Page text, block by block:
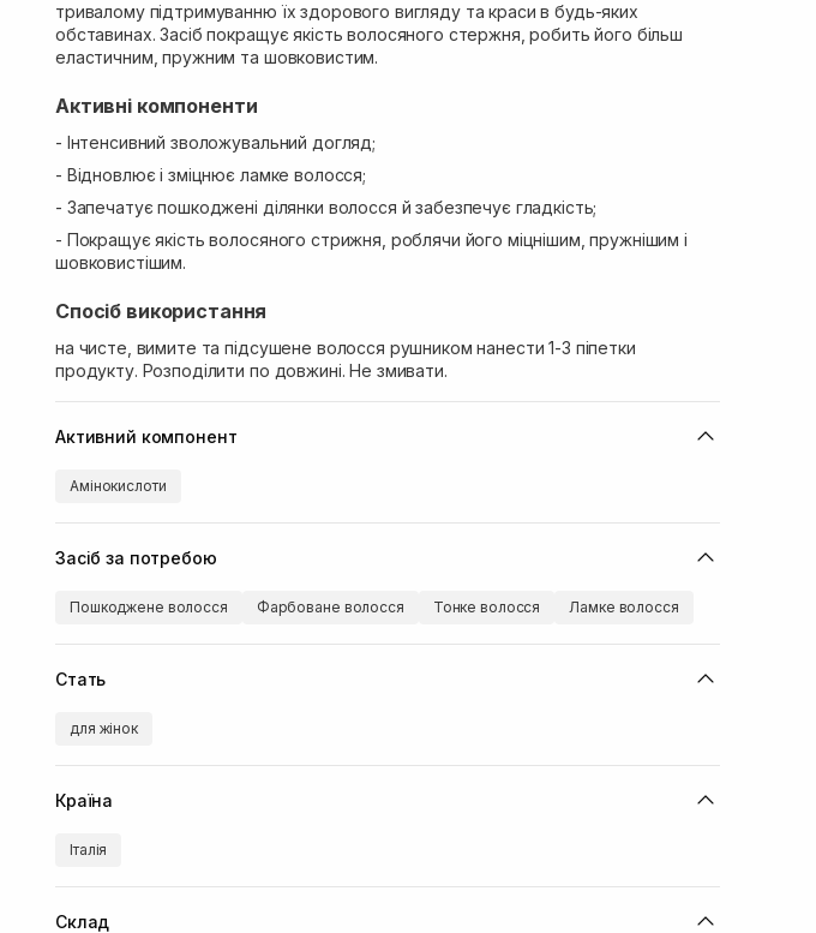
тривалому підтримуванню їх здорового вигляду та краси в будь-яких
обставинах. Засіб покращує якість волосяного стержня, робить його більш
еластичним, пружним та шовковистим.
Активні компоненти
- Інтенсивний зволожувальний догляд;
- Відновлює і зміцнює ламке волосся;
- Запечатує пошкоджені ділянки волосся й забезпечує гладкість;
- Покращує якість волосяного стрижня, роблячи його міцнішим, пружнішим і
шовковистішим.
Спосіб використання
на чисте, вимите та підсушене волосся рушником нанести 1-3 піпетки
продукту. Розподілити по довжині. Не змивати.
Активний компонент
Амінокислоти
Засіб за потребою
Пошкоджене волосся Фарбоване волосся Тонке волосся Ламке волосся
Стать
для жінок
Країна
Італія
Склад